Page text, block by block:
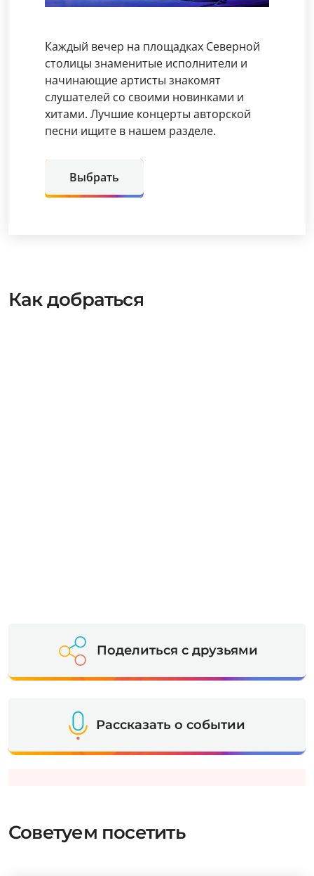
Каждый вечер на площадках Северной
столицы знаменитые исполнители и
начинающие артисты знакомят
слушателей со своими новинками и
хитами. Лучшие концерты авторской
песни ищите в нашем разделе.
Выбрать
Как добраться
Поделиться с друзьями
Рассказать о событии
Советуем посетить